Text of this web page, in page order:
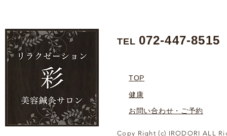
TEL 072-447-8515
TOP
健康
お問い合わせ・ご予約
Copy Right (c) IRODORI ALL